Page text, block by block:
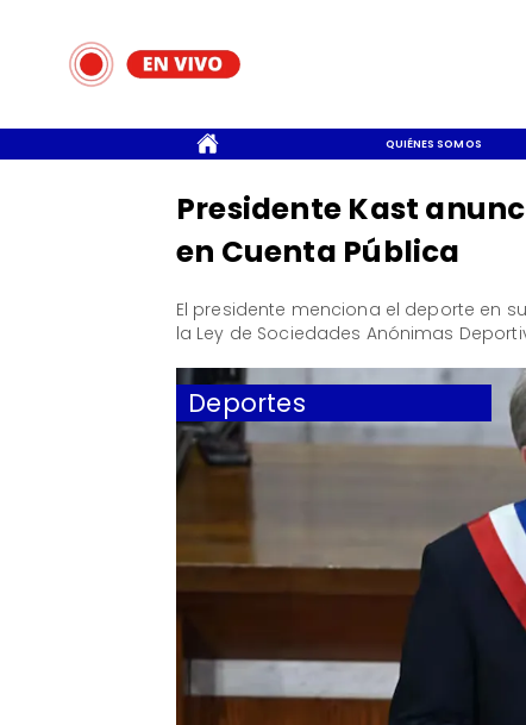
QUIÉNES SOMOS
Deportes
Presidente Kast
en Cuenta Pública
El presidente menciona el deporte en
la Ley de Sociedades Anónimas